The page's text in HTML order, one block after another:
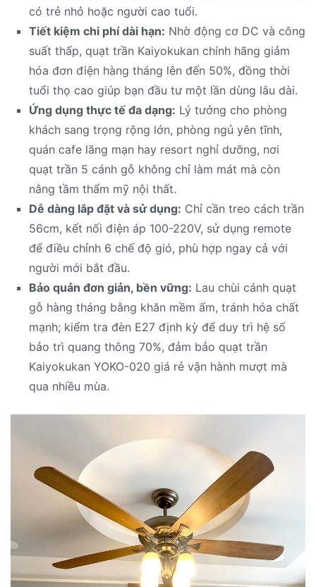
có trẻ nhỏ hoặc người cao tuổi.
Tiết kiệm chi phí dài hạn: Nhờ động cơ DC và công
suất thấp, quạt trần Kaiyokukan chính hãng giảm
hóa đơn điện hàng tháng lên đến 50%, đồng thời
tuổi thọ cao giúp bạn đầu tư một lần dùng lâu dài.
Ứng dụng thực tế đa dạng: Lý tưởng cho phòng
khách sang trọng rộng lớn, phòng ngủ yên tĩnh,
quán cafe lãng mạn hay resort nghỉ dưỡng, nơi
quạt trần 5 cánh gỗ không chỉ làm mát mà còn
nâng tầm thẩm mỹ nội thất.
Dễ dàng lắp đặt và sử dụng: Chỉ cần treo cách trần
56cm, kết nối điện áp 100-220V, sử dụng remote
để điều chỉnh 6 chế độ gió, phù hợp ngay cả với
người mới bắt đầu.
Bảo quản đơn giản, bền vững: Lau chùi cánh quạt
gỗ hàng tháng bằng khăn mềm ẩm, tránh hóa chất
mạnh; kiểm tra đèn E27 định kỳ để duy trì hệ số
bảo trì quang thông 70%, đảm bảo quạt trần
Kaiyokukan YOKO-020 giá rẻ vận hành mượt mà
qua nhiều mùa.